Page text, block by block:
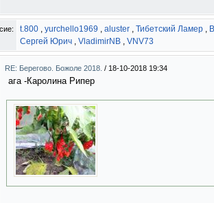
t.800 , yurchello1969 , aluster , Тибетский Ламер ,
Сергей Юрич , VladimirNB , VNV73
RE: Берегово. Божоле 2018. / 18-10-2018 19:34
ага -Каролина Рипер